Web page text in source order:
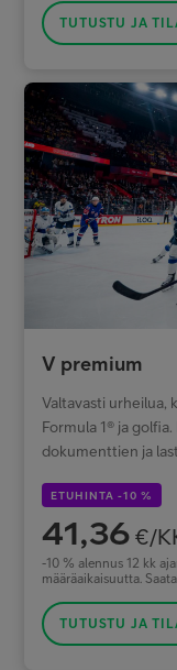
TUTUSTU JA
V premium
Valtavasti urheilua,
Formula 1® ja
dokumenttien ja
ETUHINTA -10 %
41,36 €/
-10 % alennus 12 kk
määräaikaisuutta.
TUTUSTU JA